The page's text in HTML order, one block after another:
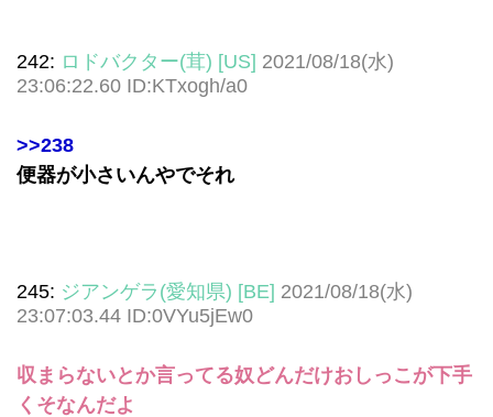
242: ロドバクター(茸) [US] 2021/08/18(水)
23:06:22.60 ID:KTxogh/a0
>>238
便器が小さいんやでそれ
245: ジアンゲラ(愛知県) [BE] 2021/08/18(水)
23:07:03.44 ID:0VYu5jEw0
収まらないとか言ってる奴どんだけおしっこが下手
くそなんだよ